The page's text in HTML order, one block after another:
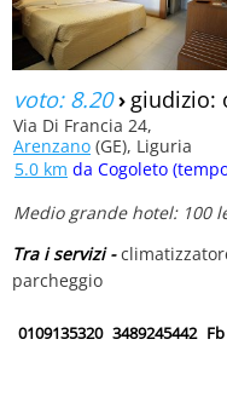
voto: 8.20› giudizio:
Via Di Francia 24,
Arenzano (GE), Liguria
5.0 km da Cogoleto
Medio grande hotel: 100
Tra i servizi -
parcheggio
0109135320 3489245442 Fb